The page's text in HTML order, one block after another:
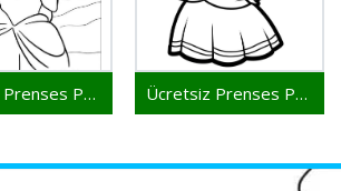
Ücretsiz Prenses Peach Yazdırılabilir Ücretsiz Prenses Peach Resmi